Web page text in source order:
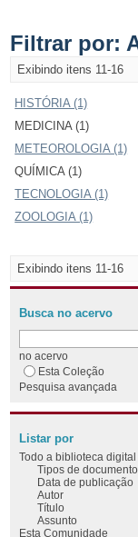
Filtrar por:
Exibindo itens 11-16
HISTÓRIA (1)
MEDICINA (1)
METEOROLOGIA (1)
QUÍMICA (1)
TECNOLOGIA (1)
ZOOLOGIA (1)
Exibindo itens 11-16
Busca no acervo
no acervo
Esta Coleção
Pesquisa avançada
Listar por
Todo a biblioteca digital
Tipos de
Data de publicação
Autor
Título
Assunto
Esta Comunidade